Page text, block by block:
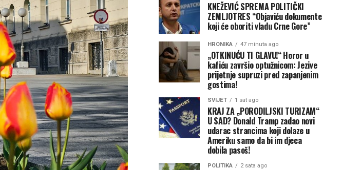
KNEŽEVIĆ SPREMA POLITIČKI
ZEMLJOTRES “Objaviću dokumente
koji će oboriti vladu Crne Gore”
HRONIKA 47 minuta ago
„OTKINUĆU TI GLAVU!“ Horor u
kafiću završio optužnicom: Jezive
prijetnje supruzi pred zapanjenim
gostima!
SVIJET 1 sat ago
KRAJ ZA „PORODILJSKI TURIZAM“
U SAD? Donald Tramp zadao novi
udarac strancima koji dolaze u
Ameriku samo da bi im djeca
dobila pasoš!
POLITIKA 2 sata ago